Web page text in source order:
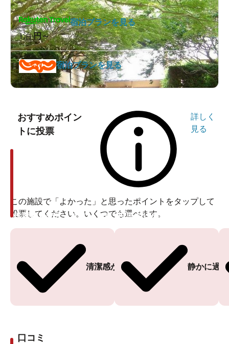
1泊円～
宿泊プランを見る
宿泊プランを見る
おすすめポイン
トに投票
詳しく
見る
この施設で「よかった」と思ったポイントをタップして
投票してください。いくつでも選べます。
清潔感がある
投票ありがとうございます
静かに過
投票ありがとうございます
口コミ